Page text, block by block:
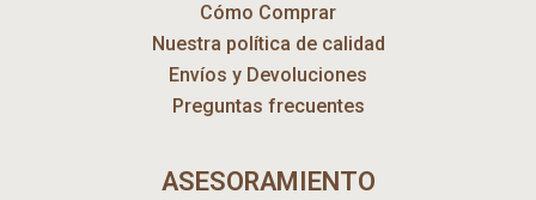
Cómo Comprar
Nuestra política de calidad
Envíos y Devoluciones
Preguntas frecuentes
ASESORAMIENTO